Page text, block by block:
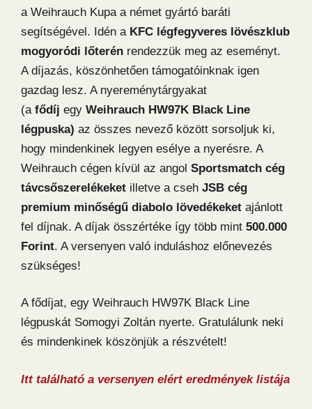
a Weihrauch Kupa a német gyártó baráti
segítségével. Idén a KFC légfegyveres lövészklub
mogyoródi lőterén rendezzük meg az eseményt.
A díjazás, köszönhetően támogatóinknak igen
gazdag lesz. A nyereménytárgyakat
(a fődíj egy Weihrauch HW97K Black Line
légpuska) az összes nevező között sorsoljuk ki,
hogy mindenkinek legyen esélye a nyerésre. A
Weihrauch cégen kívül az angol Sportsmatch cég
távcsőszerelékeket illetve a cseh JSB cég
premium minőségű diabolo lövedékeket ajánlott
fel díjnak. A díjak összértéke így több mint 500.000
Forint. A versenyen való induláshoz előnevezés
szükséges!
A fődíjat, egy Weihrauch HW97K Black Line
légpuskát Somogyi Zoltán nyerte. Gratulálunk neki
és mindenkinek köszönjük a részvételt!
Itt található a versenyen elért eredmények listája